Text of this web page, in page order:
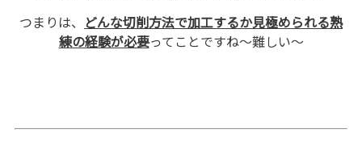
つまりは、 どんな切削方法で加工するか見極められる熟
練の経験が必要ってことですね～難しい～